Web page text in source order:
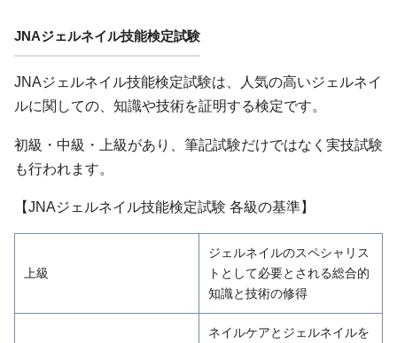
JNAジェルネイル技能検定試験
JNAジェルネイル技能検定試験は、人気の高いジェルネイ
ルに関しての、知識や技術を証明する検定です。
初級・中級・上級があり、筆記試験だけではなく実技試験
も行われます。
【JNAジェルネイル技能検定試験 各級の基準】
上級
ジェルネイルのスペシャリス
トとして必要とされる総合的
知識と技術の修得
ネイルケアとジェルネイルを